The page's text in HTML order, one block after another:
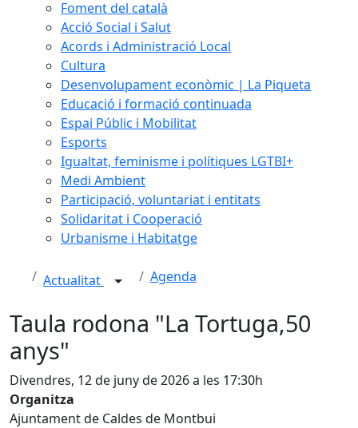
Foment del català
Acció Social i Salut
Acords i Administració Local
Cultura
Desenvolupament econòmic | La Piqueta
Educació i formació continuada
Espai Públic i Mobilitat
Esports
Igualtat, feminisme i polítiques LGTBI+
Medi Ambient
Participació, voluntariat i entitats
Solidaritat i Cooperació
Urbanisme i Habitatge
Actualitat Agenda
Taula rodona "La Tortuga,50
anys"
Divendres, 12 de juny de 2026 a les 17:30h
Organitza
Ajuntament de Caldes de Montbui